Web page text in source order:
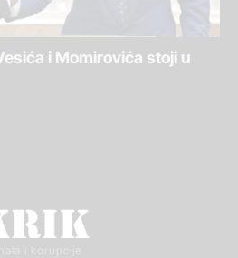
i Momirovića stoji u
i korupcije